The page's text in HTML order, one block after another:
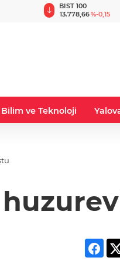
BIST 100
13.778,66%-0,15
Bilim ve Teknoloji